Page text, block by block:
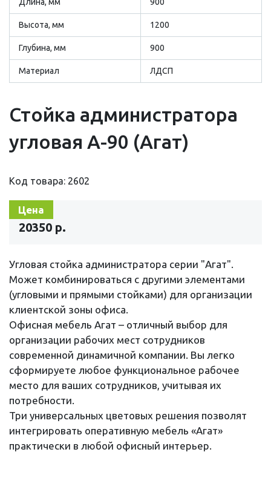
Высота, мм 1200
Глубина, мм 900
Материал ЛДСП
Стойка администратора
угловая А-90 (Агат)
Код товара: 2602
Цена
20350 р.
Угловая стойка администратора серии "Агат".
Может комбинироваться с другими элементами
(угловыми и прямыми стойками) для организации
клиентской зоны офиса.
Офисная мебель Агат – отличный выбор для
организации рабочих мест сотрудников
современной динамичной компании. Вы легко
сформируете любое функциональное рабочее
место для ваших сотрудников, учитывая их
потребности.
Три универсальных цветовых решения позволят
интегрировать оперативную мебель «Агат»
практически в любой офисный интерьер.